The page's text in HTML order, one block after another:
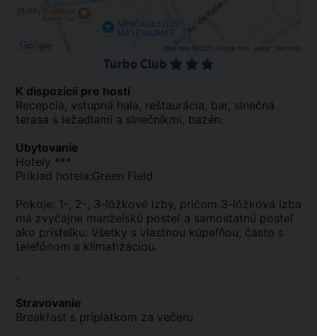
Turbo Club
K dispozícii pre hostí
Recepcia, vstupná hala, reštaurácia, bar, slnečná
terasa s ležadlami a slnečníkmi, bazén.
Ubytovanie
Hotely ***
Príklad hotela:Green Field
Pokoje: 1-, 2-, 3-lôžkové izby, pričom 3-lôžková izba
má zvyčajne manželskú posteľ a samostatnú posteľ
ako prístelku. Všetky s vlastnou kúpeľňou, často s
telefónom a klimatizáciou.
.
Stravovanie
Breakfast s príplatkom za večeru